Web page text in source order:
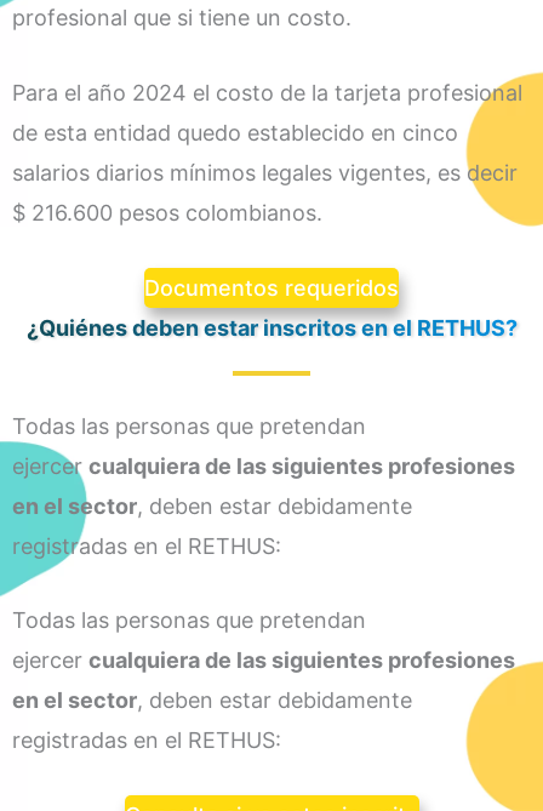
profesional que si tiene un costo.
Para el año 2024 el costo de la tarjeta profesional
de esta entidad quedo establecido en cinco
salarios diarios mínimos legales vigentes, es decir
$ 216.600 pesos colombianos.
Documentos requeridos
¿Quiénes deben estar inscritos en el RETHUS?
Todas las personas que pretendan
ejercer cualquiera de las siguientes profesiones
en el sector, deben estar debidamente
registradas en el RETHUS:
Todas las personas que pretendan
ejercer cualquiera de las siguientes profesiones
en el sector, deben estar debidamente
registradas en el RETHUS: